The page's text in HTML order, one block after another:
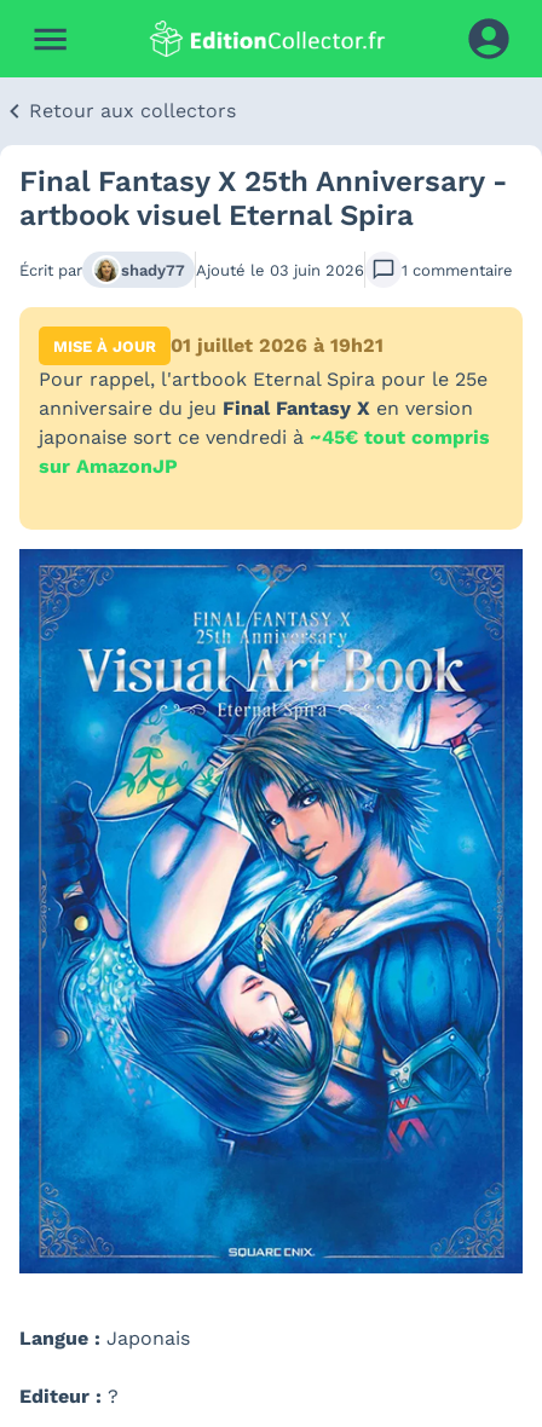
Retour aux collectors
Final Fantasy X 25th Anniversary -
artbook visuel Eternal Spira
Écrit par shady77 Ajouté le 03 juin 2026 1 commentaire
MISE À JOUR
01 juillet 2026 à 19h21
Pour rappel, l'artbook Eternal Spira pour le 25e
anniversaire du jeu Final Fantasy X en version
japonaise sort ce vendredi à ~45€ tout compris
sur AmazonJP
Langue : Japonais
Editeur : ?